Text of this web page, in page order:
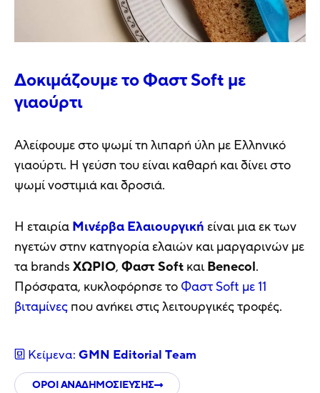
Δοκιμάζουμε το Φαστ Soft με
γιαούρτι
Αλείφουμε στο ψωμί τη λιπαρή ύλη με Ελληνικό
γιαούρτι. Η γεύση του είναι καθαρή και δίνει στο
ψωμί νοστιμιά και δροσιά.
Η εταιρία Μινέρβα Ελαιουργική είναι μια εκ των
ηγετών στην κατηγορία ελαιών και μαργαρινών με
τα brands ΧΩΡΙΟ, Φαστ Soft και Benecol.
Πρόσφατα, κυκλοφόρησε το Φαστ Soft με 11
βιταμίνες που ανήκει στις λειτουργικές τροφές.
Κείμενα: GMN Editorial Τeam
ΟΡΟΙ ΑΝΑΔΗΜΟΣΙΕΥΣΗΣ